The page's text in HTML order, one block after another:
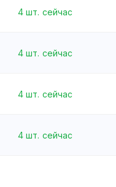
4 шт. сейчас
4 шт. сейчас
4 шт. сейчас
4 шт. сейчас